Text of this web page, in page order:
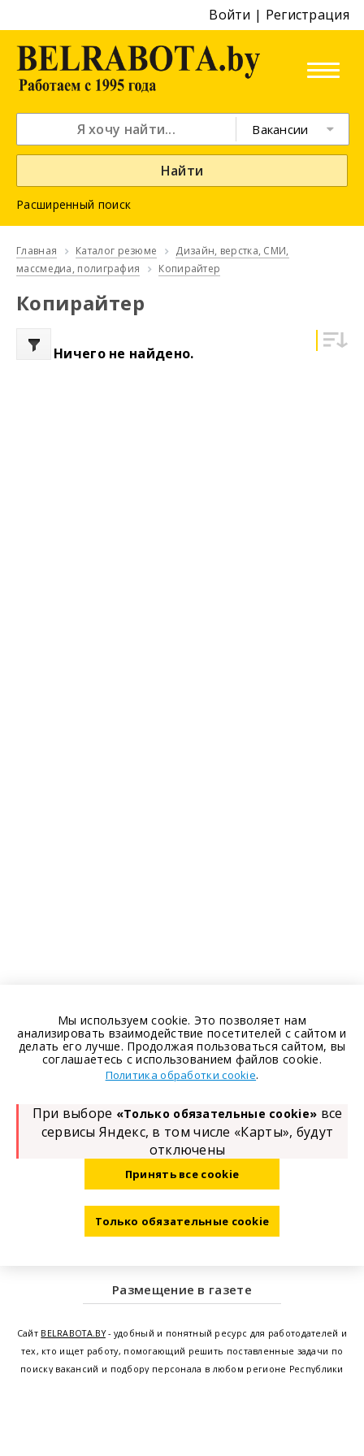
Войти | Регистрация
Вакансии
Найти
Расширенный поиск
Главная Каталог резюме
Дизайн, верстка, СМИ,
массмедиа, полиграфия
Копирайтер
Копирайтер
Ничего не найдено.
Размещение в газете
Сайт BELRABOTA.BY- удобный и понятный ресурс для работодателей и
тех, кто ищет работу, помогающий решить поставленные задачи по
поиску вакансий и подбору персонала в любом регионе Республики
Мы используем cookie. Это позволяет нам
анализировать взаимодействие посетителей с сайтом и
делать его лучше. Продолжая пользоваться сайтом, вы
соглашаетесь с использованием файлов cookie.
Политика обработки cookie.
При выборе «Только обязательные cookie» все
сервисы Яндекс, в том числе «Карты», будут
отключены
Принять все cookie
Только обязательные cookie